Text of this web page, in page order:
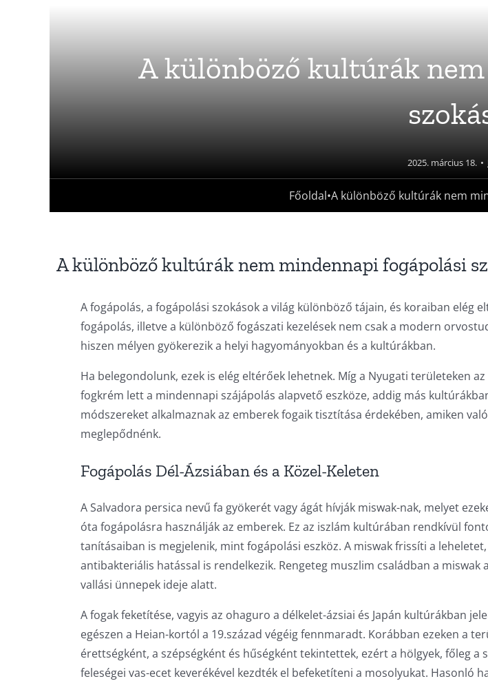
A különböző kultúrák
2025. március 18. •
Főoldal•A különböző kultúrák nem
A különböző kultúrák nem mindennapi fogápolási
A fogápolás, a fogápolási szokások a világ különböző tájain, és koraiban elég
fogápolás, illetve a különböző fogászati kezelések nem csak a modern
hiszen mélyen gyökerezik a helyi hagyományokban és a kultúrákban.
Ha belegondolunk, ezek is elég eltérőek lehetnek. Míg a Nyugati területeken
fogkrém lett a mindennapi szájápolás alapvető eszköze, addig más
módszereket alkalmaznak az emberek fogaik tisztítása érdekében, amiken
meglepődnénk.
Fogápolás Dél-Ázsiában és a Közel-Keleten
A Salvadora persica nevű fa gyökerét vagy ágát hívják miswak-nak, melyet
óta fogápolásra használják az emberek. Ez az iszlám kultúrában rendkívül
tanításaiban is megjelenik, mint fogápolási eszköz. A miswak frissíti a
antibakteriális hatással is rendelkezik. Rengeteg muszlim családban a miswak
vallási ünnepek ideje alatt.
A fogak feketítése, vagyis az ohaguro a délkelet-ázsiai és Japán kultúrákban
egészen a Heian-kortól a 19.század végéig fennmaradt. Korábban ezeken a
érettségként, a szépségként és hűségként tekintettek, ezért a hölgyek, főleg a
feleségei vas-ecet keverékével kezdték el befeketíteni a mosolyukat. Hasonló